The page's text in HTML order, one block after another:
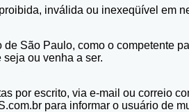
inválida ou inexeqüível em
São Paulo, como o competente
ou venha a ser.
por escrito, via e-mail ou correio
para informar o usuário de